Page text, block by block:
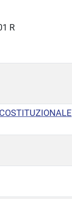
R